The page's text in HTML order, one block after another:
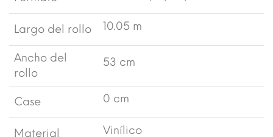
Largo del rollo 10.05 m
Ancho del
rollo
53 cm
Case 0 cm
Material Vinílico